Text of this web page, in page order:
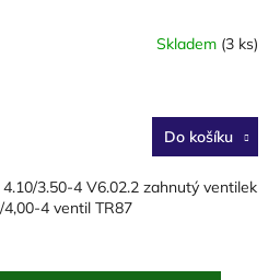
Skladem (3 ks)
Do košíku
3.50-4 V6.02.2 zahnutý ventilek
4,00-4 ventil TR87